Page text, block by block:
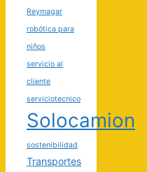
Reymagar
robótica para
niños
servicio al
cliente
serviciotecnico
Solocamion
sostenibilidad
Transportes